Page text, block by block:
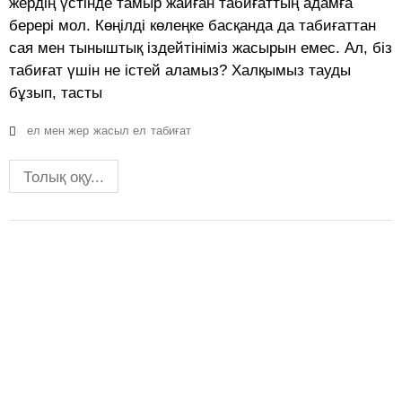
берері мол. Көңілді көлеңке басқанда да табиғаттан
сая мен тыныштық іздейтініміз жасырын емес. Ал, біз
табиғат үшін не істей аламыз? Халқымыз тауды
бұзып, тасты
ел мен жер жасыл ел табиғат
Толық оқу...